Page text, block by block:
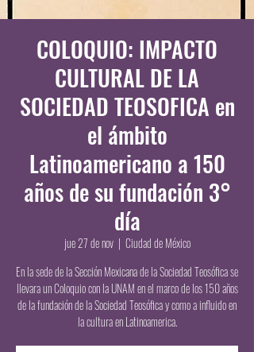
COLOQUIO: IMPACTO
CULTURAL DE LA
SOCIEDAD TEOSOFICA en
el ámbito
Latinoamericano a 150
años de su fundación 3°
día
jue 27 de nov
  |
Ciudad de México
En la sede de la Sección Mexicana de la Sociedad Teosófica se
llevara un Coloquio con la UNAM en el marco de los 150 años
de la fundación de la Sociedad Teosófica y como a influido en
la cultura en Latinoamerica.